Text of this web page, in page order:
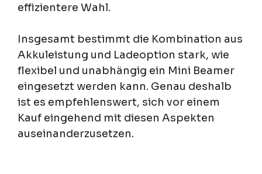
effizientere Wahl.
Insgesamt bestimmt die Kombination aus
Akkuleistung und Ladeoption stark, wie
flexibel und unabhängig ein Mini Beamer
eingesetzt werden kann. Genau deshalb
ist es empfehlenswert, sich vor einem
Kauf eingehend mit diesen Aspekten
auseinanderzusetzen.